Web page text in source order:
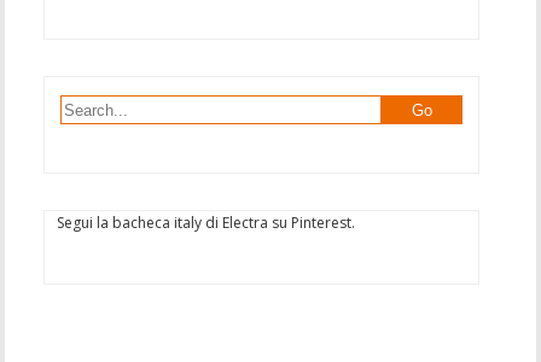
Segui la bacheca italy di Electra su Pinterest.